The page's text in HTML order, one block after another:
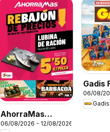
AhorraMas
Folleto
06/08/2026 - 12/08/2026
Gadis
06/08/
Gadis